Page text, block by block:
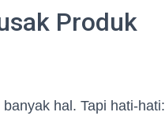
Produk
hal. Tapi hati-hati: